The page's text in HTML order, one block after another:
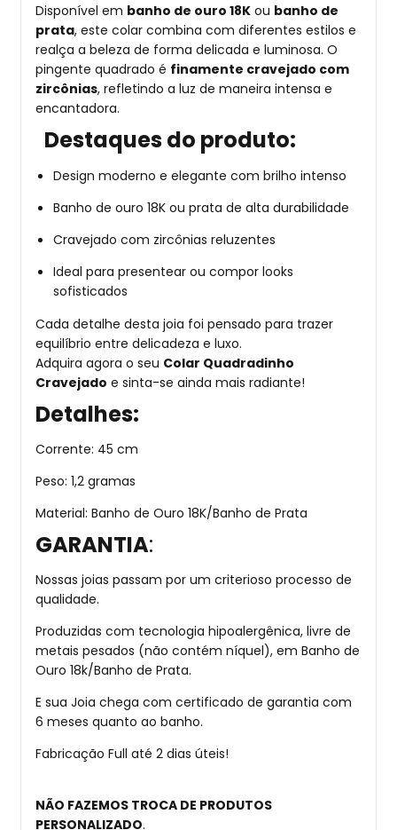
Disponível em banho de ouro 18K ou banho de
prata, este colar combina com diferentes estilos e
realça a beleza de forma delicada e luminosa. O
pingente quadrado é finamente cravejado com
zircônias, refletindo a luz de maneira intensa e
encantadora.
Destaques do produto:
Design moderno e elegante com brilho intenso
Banho de ouro 18K ou prata de alta durabilidade
Cravejado com zircônias reluzentes
Ideal para presentear ou compor looks
sofisticados
Cada detalhe desta joia foi pensado para trazer
equilíbrio entre delicadeza e luxo.
Adquira agora o seu Colar Quadradinho
Cravejado e sinta-se ainda mais radiante!
Detalhes:
Corrente: 45 cm
Peso: 1,2 gramas
Material: Banho de Ouro 18K/Banho de Prata
GARANTIA:
Nossas joias passam por um criterioso processo de
qualidade.
Produzidas com tecnologia hipoalergênica, livre de
metais pesados (não contém níquel), em Banho de
Ouro 18k/Banho de Prata.
E sua Joia chega com certificado de garantia com
6 meses quanto ao banho.
Fabricação Full até 2 dias úteis!
NÃO FAZEMOS TROCA DE PRODUTOS
PERSONALIZADO.